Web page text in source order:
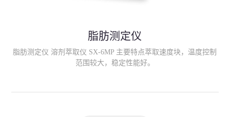
脂肪测定仪
脂肪测定仪 溶剂萃取仪 SX-6MP 主要特点萃取速度块，温度控制
范围较大，稳定性能好。